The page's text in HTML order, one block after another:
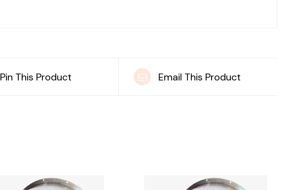
Pin This Product Email This Product